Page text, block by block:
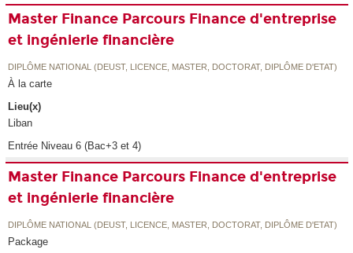
Master Finance Parcours Finance d'entreprise
et ingénierie financière
DIPLÔME NATIONAL (DEUST, LICENCE, MASTER, DOCTORAT, DIPLÔME D'ETAT)
À la carte
Lieu(x)
Liban
Entrée Niveau 6 (Bac+3 et 4)
Master Finance Parcours Finance d'entreprise
et ingénierie financière
DIPLÔME NATIONAL (DEUST, LICENCE, MASTER, DOCTORAT, DIPLÔME D'ETAT)
Package